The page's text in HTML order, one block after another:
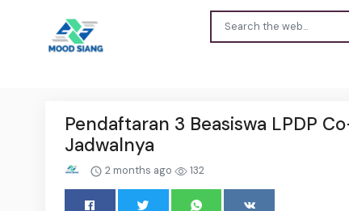
Pendaftaran 3 Beasiswa LPDP
Jadwalnya
2 months ago 132